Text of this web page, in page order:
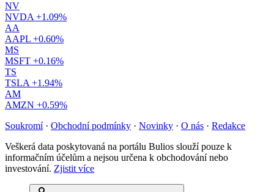
NV
NVDA +1.09%
AA
AAPL +0.60%
MS
MSFT +0.16%
TS
TSLA +1.94%
AM
AMZN +0.59%
Soukromí · Obchodní podmínky · Novinky · O nás · Redakce
Veškerá data poskytovaná na portálu Bulios slouží pouze k
informačním účelům a nejsou určena k obchodování nebo
investování. Zjistit více